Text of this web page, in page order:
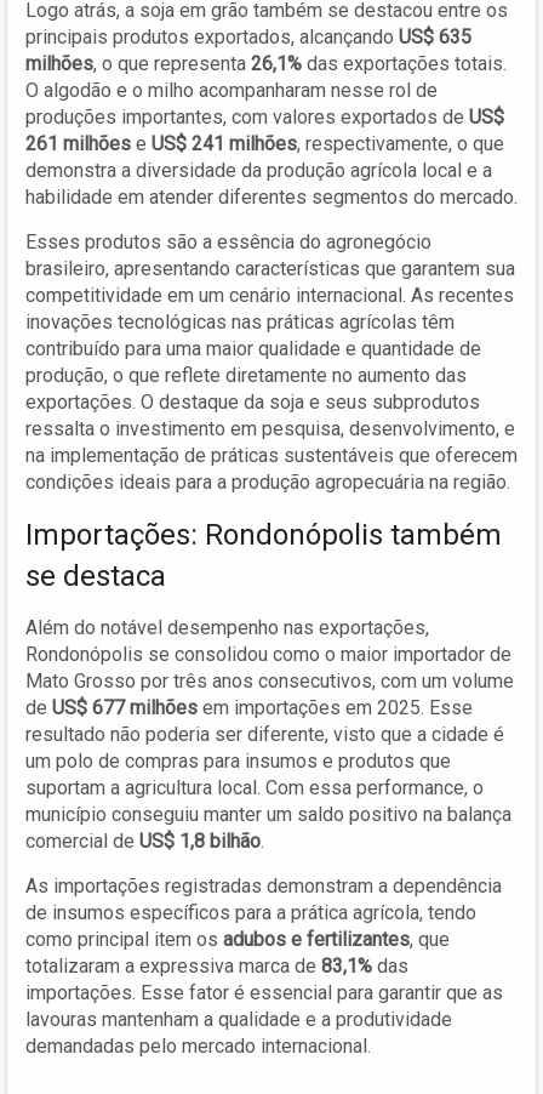
Logo atrás, a soja em grão também se destacou entre os
principais produtos exportados, alcançando US$ 635
milhões, o que representa 26,1% das exportações totais.
O algodão e o milho acompanharam nesse rol de
produções importantes, com valores exportados de US$
261 milhões e US$ 241 milhões, respectivamente, o que
demonstra a diversidade da produção agrícola local e a
habilidade em atender diferentes segmentos do mercado.
Esses produtos são a essência do agronegócio
brasileiro, apresentando características que garantem sua
competitividade em um cenário internacional. As recentes
inovações tecnológicas nas práticas agrícolas têm
contribuído para uma maior qualidade e quantidade de
produção, o que reflete diretamente no aumento das
exportações. O destaque da soja e seus subprodutos
ressalta o investimento em pesquisa, desenvolvimento, e
na implementação de práticas sustentáveis que oferecem
condições ideais para a produção agropecuária na região.
Importações: Rondonópolis também
se destaca
Além do notável desempenho nas exportações,
Rondonópolis se consolidou como o maior importador de
Mato Grosso por três anos consecutivos, com um volume
de US$ 677 milhões em importações em 2025. Esse
resultado não poderia ser diferente, visto que a cidade é
um polo de compras para insumos e produtos que
suportam a agricultura local. Com essa performance, o
município conseguiu manter um saldo positivo na balança
comercial de US$ 1,8 bilhão.
As importações registradas demonstram a dependência
de insumos específicos para a prática agrícola, tendo
como principal item os adubos e fertilizantes, que
totalizaram a expressiva marca de 83,1% das
importações. Esse fator é essencial para garantir que as
lavouras mantenham a qualidade e a produtividade
demandadas pelo mercado internacional.